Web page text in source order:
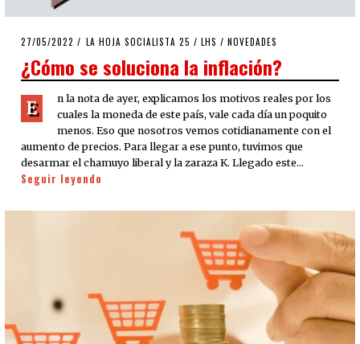
POSTED
27/05/2022 27/05/2022
LA HOJA SOCIALISTA 25 / LHS / NOVEDADES
¿Cómo se soluciona la inflación?
E
n la nota de ayer, explicamos los motivos reales por los
cuales la moneda de este país, vale cada día un poquito
menos. Eso que nosotros vemos cotidianamente con el
aumento de precios. Para llegar a ese punto, tuvimos que
desarmar el chamuyo liberal y la zaraza K. Llegado este…
Seguir leyendo